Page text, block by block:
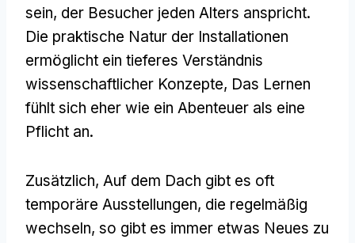
sein, der Besucher jeden Alters anspricht.
Die praktische Natur der Installationen
ermöglicht ein tieferes Verständnis
wissenschaftlicher Konzepte, Das Lernen
fühlt sich eher wie ein Abenteuer als eine
Pflicht an.
Zusätzlich, Auf dem Dach gibt es oft
temporäre Ausstellungen, die regelmäßig
wechseln, so gibt es immer etwas Neues zu